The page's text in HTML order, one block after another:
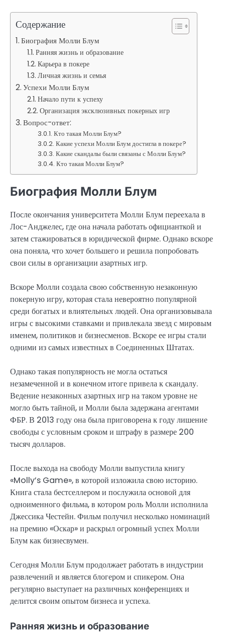
Содержание
Биография Молли Блум
Ранняя жизнь и образование
Карьера в покере
Личная жизнь и семья
Успехи Молли Блум
Начало пути к успеху
Организация эксклюзивных покерных игр
Вопрос-ответ:
Кто такая Молли Блум?
Какие успехи Молли Блум достигла в покере?
Какие скандалы были связаны с Молли Блум?
Кто такая Молли Блум?
Биография Молли Блум
После окончания университета Молли Блум переехала в
Лос-Анджелес, где она начала работать официанткой и
затем стажироваться в юридической фирме. Однако вскоре
она поняла, что хочет большего и решила попробовать
свои силы в организации азартных игр.
Вскоре Молли создала свою собственную незаконную
покерную игру, которая стала невероятно популярной
среди богатых и влиятельных людей. Она организовывала
игры с высокими ставками и привлекала звезд с мировым
именем, политиков и бизнесменов. Вскоре ее игры стали
одними из самых известных в Соединенных Штатах.
Однако такая популярность не могла остаться
незамеченной и в конечном итоге привела к скандалу.
Ведение незаконных азартных игр на таком уровне не
могло быть тайной, и Молли была задержана агентами
ФБР. В 2013 году она была приговорена к году лишение
свободы с условным сроком и штрафу в размере 200
тысяч долларов.
После выхода на свободу Молли выпустила книгу
«Molly’s Game», в которой изложила свою историю.
Книга стала бестселлером и послужила основой для
одноименного фильма, в котором роль Молли исполнила
Джессика Честейн. Фильм получил несколько номинаций
на премию «Оскар» и раскрыл огромный успех Молли
Блум как бизнесвумен.
Сегодня Молли Блум продолжает работать в индустрии
развлечений и является блогером и спикером. Она
регулярно выступает на различных конференциях и
делится своим опытом бизнеса и успеха.
Ранняя жизнь и образование